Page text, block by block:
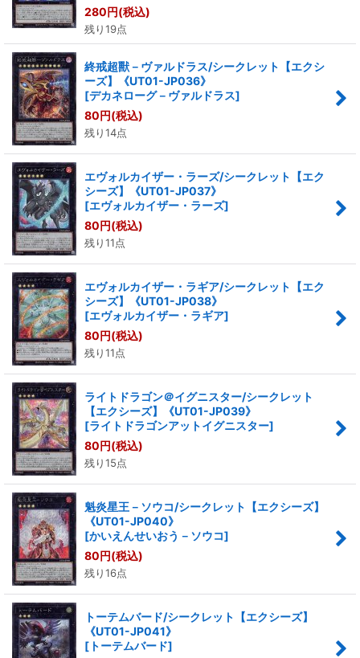
280 円(税込)
残り19点
終戒超獸－ヴァルドラス/シークレット【エクシ
ーズ】《UT01-JP036》
[デカネローグ－ヴァルドラス]
80円(税込)
残り14点
エヴォルカイザー・ラーズ/シークレット【エク
シーズ】《UT01-JP037》
[エヴォルカイザー・ラーズ]
80円(税込)
残り11点
エヴォルカイザー・ラギア/シークレット【エク
シーズ】《UT01-JP038》
[エヴォルカイザー・ラギア]
80円(税込)
残り11点
ライトドラゴン＠イグニスター/シークレット
【エクシーズ】《UT01-JP039》
[ライトドラゴンアットイグニスター]
80円(税込)
残り15点
魁炎星王－ソウコ/シークレット【エクシーズ】
《UT01-JP040》
[かいえんせいおう－ソウコ]
80円(税込)
残り16点
トーテムバード/シークレット【エクシーズ】
《UT01-JP041》
[ トーテムバード]